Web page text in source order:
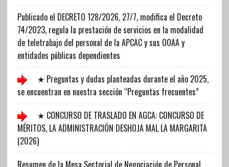
Publicado el DECRETO 128/2026, 27/7, modifica el Decreto
74/2023, regula la prestación de servicios en la modalidad
de teletrabajo del personal de la APCAC y sus OOAA y
entidades públicas dependientes
★ Preguntas y dudas planteadas durante el año 2025,
se encuentran en nuestra sección “Preguntas frecuentes”
★ CONCURSO DE TRASLADO EN AGCA: CONCURSO DE
MÉRITOS, LA ADMINISTRACIÓN DESHOJA MAL LA MARGARITA
(2026)
Resumen de la Mesa Sectorial de Negociación de Personal